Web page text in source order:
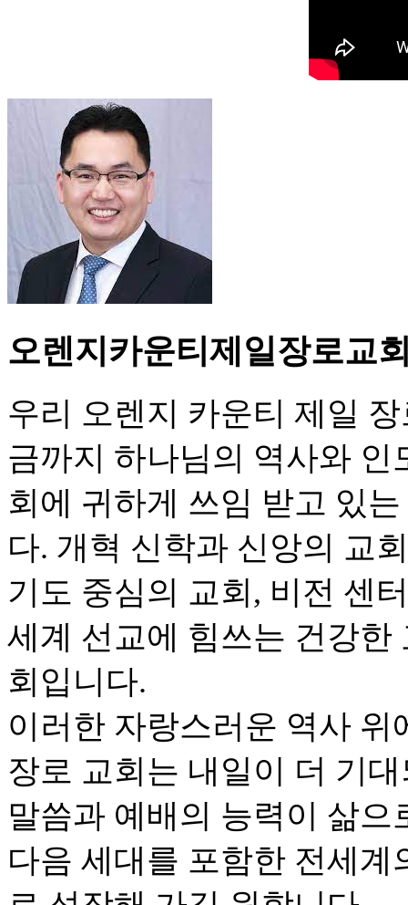
오렌지카운티제일장로교
우리 오렌지 카운티 제일
금까지 하나님의 역사와
회에 귀하게 쓰임 받고 있
다. 개혁 신학과 신앙의 교
기도 중심의 교회, 비전 센
세계 선교에 힘쓰는 건강한
회입니다.
이러한 자랑스러운 역사
장로 교회는 내일이 더 기
말씀과 예배의 능력이 삶으
다음 세대를 포함한 전세